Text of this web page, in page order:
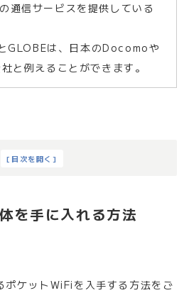
通信サービスを提供している
GLOBEは、日本のDocomoや
と例えることができます。
[ 目次を開く]
を手に入れる方法
ポケットWiFiを入手する方法をご